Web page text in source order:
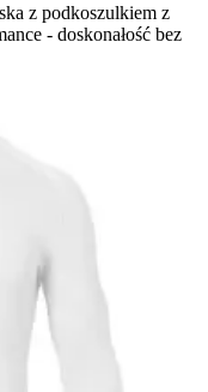
z podkoszulkiem z
- doskonałość bez